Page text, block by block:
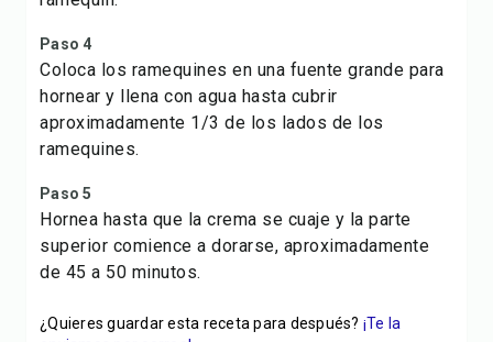
Paso 4
Coloca los ramequines en una fuente grande para
hornear y llena con agua hasta cubrir
aproximadamente 1/3 de los lados de los
ramequines.
Paso 5
Hornea hasta que la crema se cuaje y la parte
superior comience a dorarse, aproximadamente
de 45 a 50 minutos.
¿Quieres guardar esta receta para después? ¡Te la